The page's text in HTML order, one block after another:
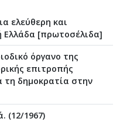
ελεύθερη και
Ελλάδα [πρωτοσέλιδα]
όργανο της
επιτροπής
τη δημοκρατία στην
(12/1967)